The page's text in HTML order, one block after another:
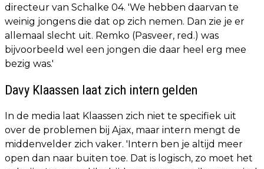
directeur van Schalke 04. 'We hebben daarvan te
weinig jongens die dat op zich nemen. Dan zie je er
allemaal slecht uit. Remko (Pasveer, red.) was
bijvoorbeeld wel een jongen die daar heel erg mee
bezig was.'
Davy Klaassen laat zich intern gelden
In de media laat Klaassen zich niet te specifiek uit
over de problemen bij Ajax, maar intern mengt de
middenvelder zich vaker. 'Intern ben je altijd meer
open dan naar buiten toe. Dat is logisch, zo moet het